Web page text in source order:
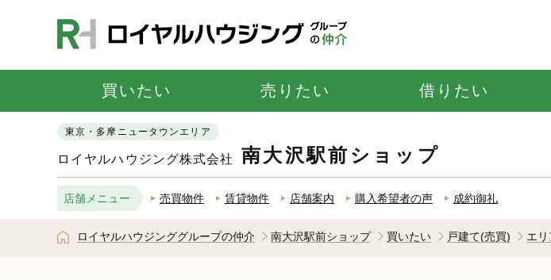
買いたい 売りたい 借りたい
東京・多摩ニュータウンエリア
ロイヤルハウジング株式会社 南大沢駅前ショップ
店舗メニュー 売買物件 賃貸物件 店舗案内 購入希望者の声 成約御礼
ロイヤルハウジンググループの仲介 南大沢駅前ショップ 買いたい 戸建て(売買) エ